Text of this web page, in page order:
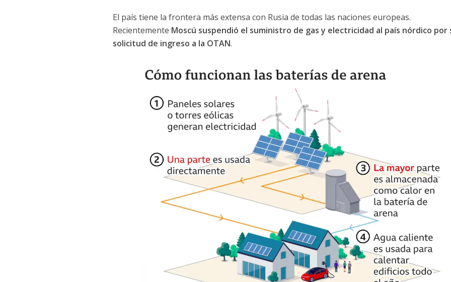
El país tiene la frontera más extensa con Rusia de todas las naciones europeas.
Recientemente Moscú suspendió el suministro de gas y electricidad al país nórdico por
solicitud de ingreso a la OTAN.